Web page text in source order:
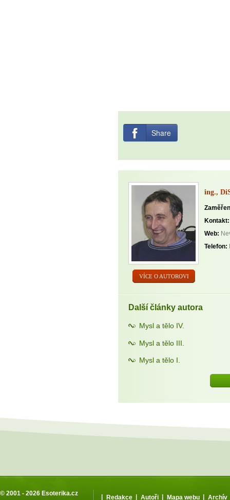
Share
VÍCE O AUTOROVI
ing.,
Kontakt:
Web:
Telefon:
Další články autora
Mysl a tělo IV.
Mysl a tělo III.
Mysl a tělo I.
© 2001 - 2026 Esoterika.cz
Redakce Autoři Mapa webu Archív